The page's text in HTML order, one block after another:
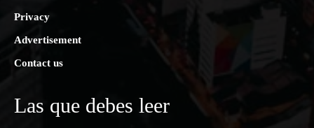
Privacy
Advertisement
Contact us
Las que debes leer